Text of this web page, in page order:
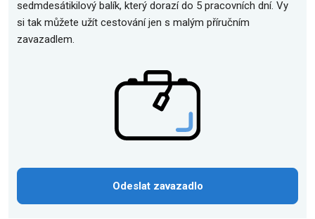
sedmdesátikilový balík, který dorazí do 5 pracovních dní. Vy
si tak můžete užít cestování jen s malým příručním
zavazadlem.
Odeslat zavazadlo